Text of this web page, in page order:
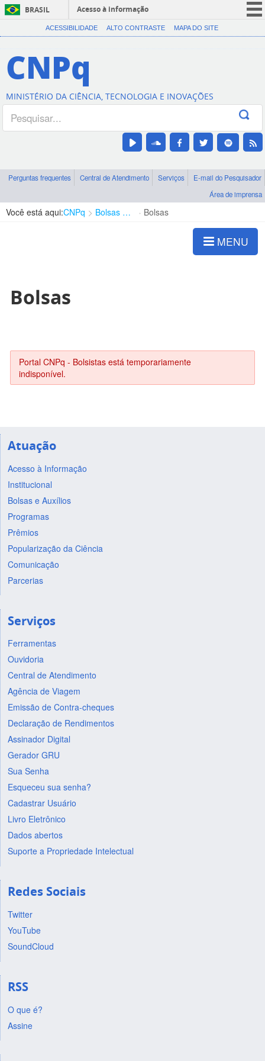
BRASIL
Acesso à informação
CORONAVÍRUS (COVID-19)
Canais
ACESSIBILIDADE ALTO CONTRASTE MAPA DO SITE
CNPq
MINISTÉRIO DA CIÊNCIA, TECNOLOGIA E INOVAÇÕES
Perguntas frequentes Central de Atendimento Serviços
E-mail do Pesquisador
Área de imprensa
Você está aqui:CNPq Bolsas e Auxílios Vigentes Bolsas
MENU
Bolsas
Portal CNPq - Bolsistas está temporariamente
indisponível.
Atuação
Acesso à Informação
Institucional
Bolsas e Auxílios
Programas
Prêmios
Popularização da Ciência
Comunicação
Parcerias
Serviços
Ferramentas
Ouvidoria
Central de Atendimento
Agência de Viagem
Emissão de Contra-cheques
Declaração de Rendimentos
Assinador Digital
Gerador GRU
Sua Senha
Esqueceu sua senha?
Cadastrar Usuário
Livro Eletrônico
Dados abertos
Suporte a Propriedade Intelectual
Redes Sociais
Twitter
YouTube
SoundCloud
RSS
O que é?
Assine